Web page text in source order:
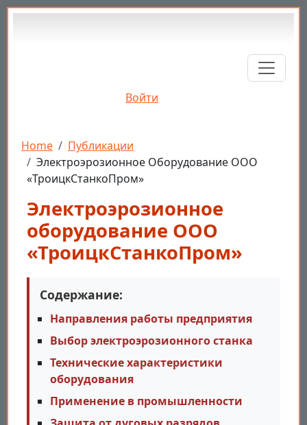
Перейти к основному содержанию
Войти
Строка навигации
Home
Публикации
Электроэрозионное Оборудование ООО
«ТроицкСтанкоПром»
Электроэрозионное
оборудование ООО
«ТроицкСтанкоПром»
Содержание:
Направления работы предприятия
Выбор электроэрозионного станка
Технические характеристики
оборудования
Применение в промышленности